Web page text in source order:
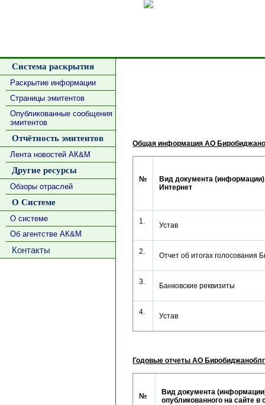
Система раскрытия
Раскрытие информации
Страницы эмитентов
Опубликованные сообщения
эмитентов
Отчётность эмитентов
Лента новостей АК&М
Другие ресурсы
Обзоры отраслей
О Системе
О системе
Об агентстве АК&М
Контакты
Общая информация АО
№
Вид документа
Интернет
1. Устав
2. Отчет об итогах
3. Банковские реквизиты
4. Устав
Годовые отчеты АО
№
Вид документа
опубликованного на сайте в